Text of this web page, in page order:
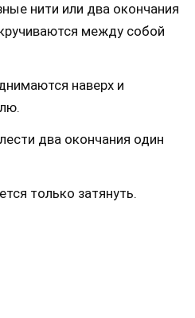
нити или два окончания
между собой
наверх и
два окончания один
только затянуть.